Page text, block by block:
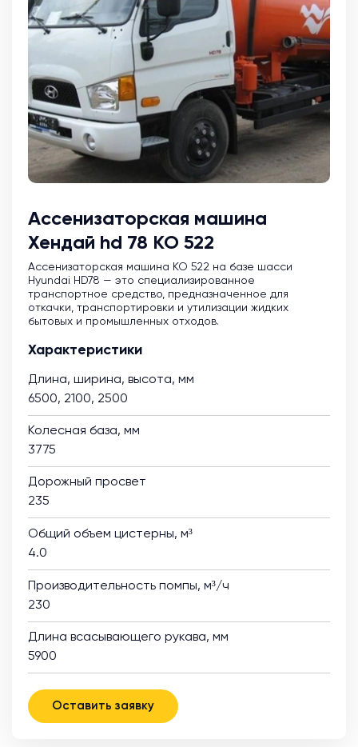
Ассенизаторская машина
Хендай hd 78 КО 522
Ассенизаторская машина KO 522 на базе шасси
Hyundai HD78 — это специализированное
транспортное средство, предназначенное для
откачки, транспортировки и утилизации жидких
бытовых и промышленных отходов.
Характеристики
Длина, ширина, высота, мм
6500, 2100, 2500
Колесная база, мм
3775
Дорожный просвет
235
Общий объем цистерны, м³
4.0
Производительность помпы, м³/ч
230
Длина всасывающего рукава, мм
5900
Оставить заявку